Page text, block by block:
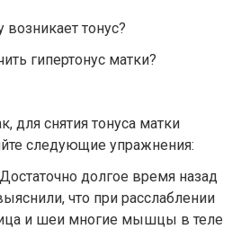
тонус?
гипертонус матки?
для снятия тонуса матки
следующие упражнения:
долгое время назад
что при расслаблении
и шеи многие мышцы в теле